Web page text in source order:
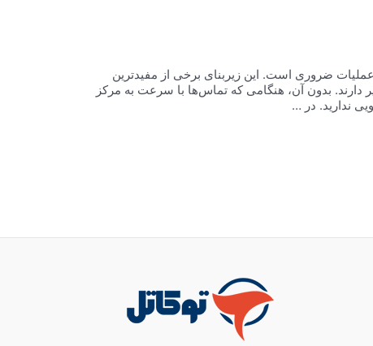
ضروری است. این زیربنای برخی از مفیدترین
دارند. بدون آن، هنگامی که تماس‌ها با سرعت به مرکز
ندارید. در …